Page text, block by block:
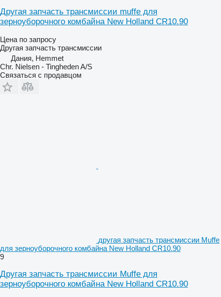
Другая запчасть трансмиссии muffe для
зерноуборочного комбайна New Holland CR10.90
Цена по запросу
Другая запчасть трансмиссии
Дания, Hemmet
Chr. Nielsen - Tingheden A/S
Связаться с продавцом
другая запчасть трансмиссии Muffe
для зерноуборочного комбайна New Holland CR10.90
9
Другая запчасть трансмиссии Muffe для
зерноуборочного комбайна New Holland CR10.90